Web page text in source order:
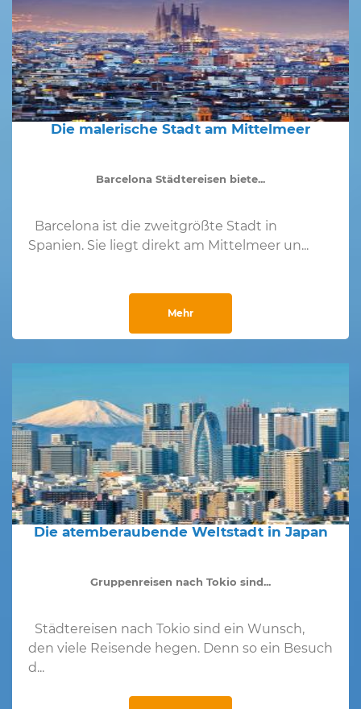
Die malerische Stadt am Mittelmeer
Barcelona Städtereisen biete...
Barcelona ist die zweitgrößte Stadt in
Spanien. Sie liegt direkt am Mittelmeer un...
Mehr
Die atemberaubende Weltstadt in Japan
Gruppenreisen nach Tokio sind...
Städtereisen nach Tokio sind ein Wunsch,
den viele Reisende hegen. Denn so ein Besuch
d...